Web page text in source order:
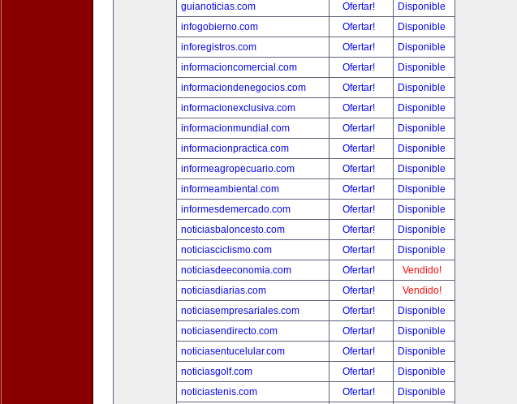
guianoticias.com
Ofertar!
Disponible
infogobierno.com
Ofertar!
Disponible
inforegistros.com
Ofertar!
Disponible
informacioncomercial.com
Ofertar!
Disponible
informaciondenegocios.com
Ofertar!
Disponible
informacionexclusiva.com
Ofertar!
Disponible
informacionmundial.com
Ofertar!
Disponible
informacionpractica.com
Ofertar!
Disponible
informeagropecuario.com
Ofertar!
Disponible
informeambiental.com
Ofertar!
Disponible
informesdemercado.com
Ofertar!
Disponible
noticiasbaloncesto.com
Ofertar!
Disponible
noticiasciclismo.com
Ofertar!
Disponible
noticiasdeeconomia.com
Ofertar!
Vendido!
noticiasdiarias.com
Ofertar!
Vendido!
noticiasempresariales.com
Ofertar!
Disponible
noticiasendirecto.com
Ofertar!
Disponible
noticiasentucelular.com
Ofertar!
Disponible
noticiasgolf.com
Ofertar!
Disponible
noticiastenis.com
Ofertar!
Disponible